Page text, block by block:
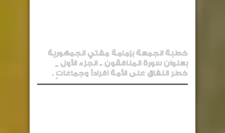
خطبة الجمعة بإمامة مفتي الجمهورية
بعنوان سورة المنافقون .. الجزء الأول _
خطر النفاق على الأمة افراداً وجماعاتٍ .